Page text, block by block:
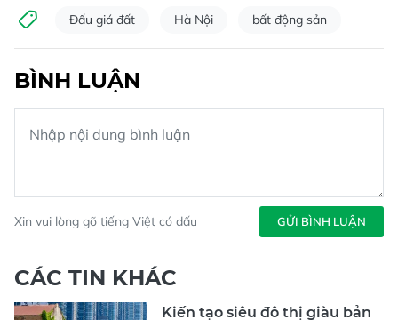
Đấu giá đất Hà Nội bất động sản
BÌNH LUẬN
Xin vui lòng gõ tiếng Việt có dấu GỬI BÌNH LUẬN
CÁC TIN KHÁC
Kiến tạo siêu đô thị giàu bản